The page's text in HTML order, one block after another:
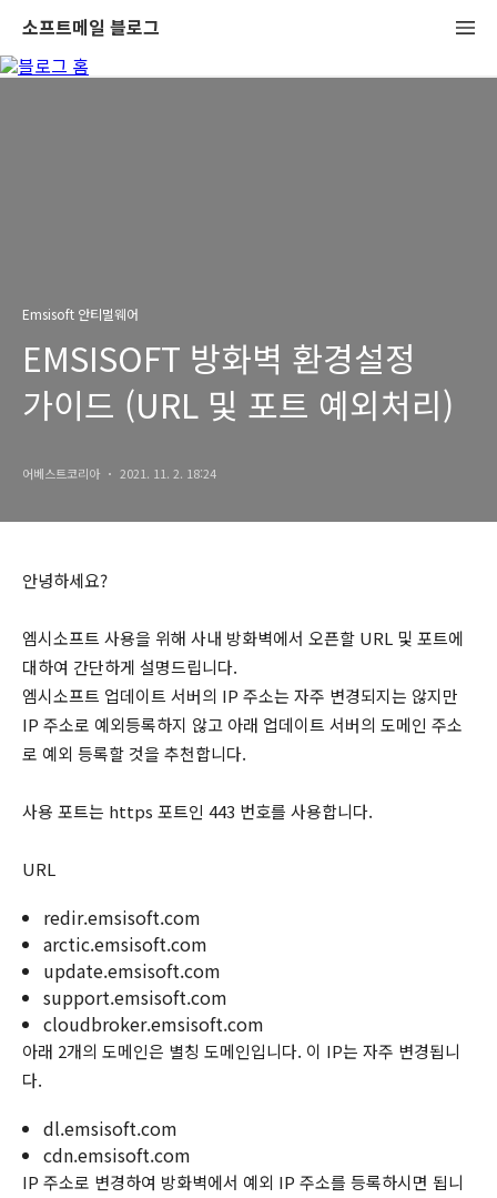
소프트메일 블로그
Emsisoft 안티멀웨어
EMSISOFT 방화벽 환경설정
가이드 (URL 및 포트 예외처리)
어베스트코리아 2021. 11. 2. 18:24
안녕하세요?
엠시소프트 사용을 위해 사내 방화벽에서 오픈할 URL 및 포트에
대하여 간단하게 설명드립니다.
엠시소프트 업데이트 서버의 IP 주소는 자주 변경되지는 않지만
IP 주소로 예외등록하지 않고 아래 업데이트 서버의 도메인 주소
로 예외 등록할 것을 추천합니다.
사용 포트는 https 포트인 443 번호를 사용합니다.
URL
redir.emsisoft.com
arctic.emsisoft.com
update.emsisoft.com
support.emsisoft.com
cloudbroker.emsisoft.com
아래 2개의 도메인은 별칭 도메인입니다. 이 IP는 자주 변경됩니
다.
dl.emsisoft.com
cdn.emsisoft.com
IP 주소로 변경하여 방화벽에서 예외 IP 주소를 등록하시면 됩니